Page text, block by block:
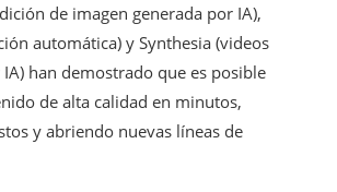
de imagen generada por IA),
automática) y Synthesia (videos
han demostrado que es posible
de alta calidad en minutos,
y abriendo nuevas líneas de